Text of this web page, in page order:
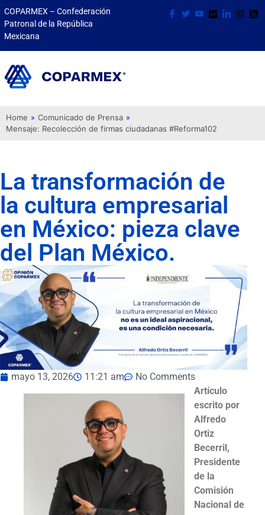
COPARMEX – Confederación
Patronal de la República
Mexicana
Home » Comunicado de Prensa »
Mensaje: Recolección de firmas ciudadanas #Reforma102
La transformación de
la cultura empresarial
en México: pieza clave
del Plan México.
mayo 13, 2026 11:21 am
No Comments
Artículo
escrito por
Alfredo
Ortiz
Becerril,
Presidente
de la
Comisión
Nacional de